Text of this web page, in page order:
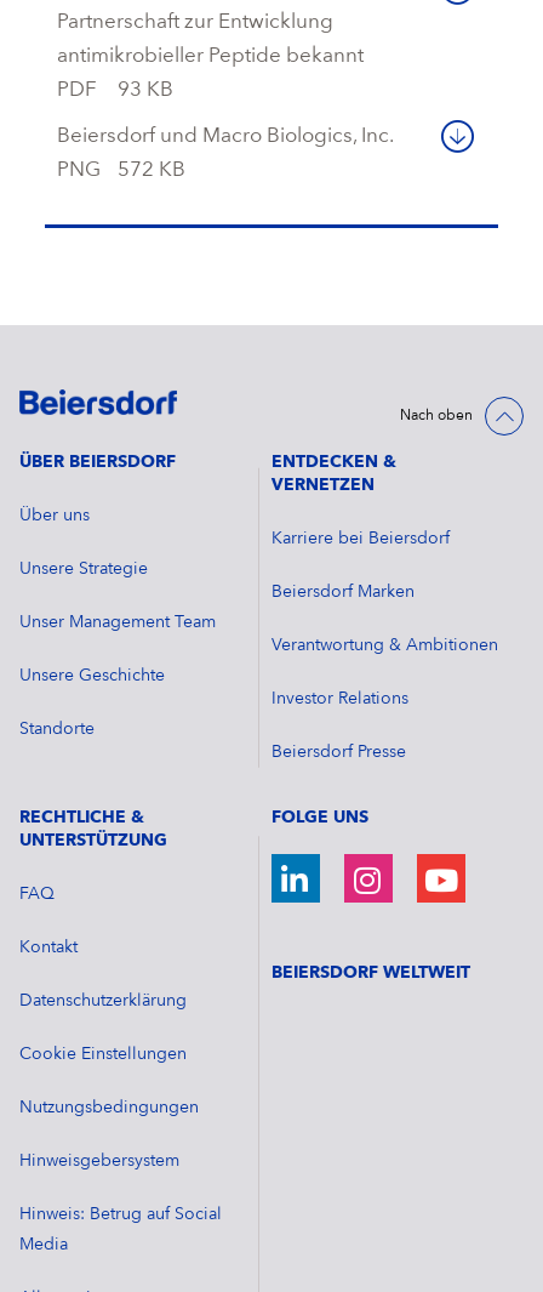
Partnerschaft zur Entwicklung
antimikrobieller Peptide bekannt
PDF
93 KB
Beiersdorf und Macro Biologics, Inc.
PNG
572 KB
Nach oben
ÜBER BEIERSDORF
Über uns
Unsere Strategie
Unser Management Team
Unsere Geschichte
Standorte
ENTDECKEN &
VERNETZEN
Karriere bei Beiersdorf
Beiersdorf Marken
Verantwortung & Ambitionen
Investor Relations
Beiersdorf Presse
RECHTLICHE &
UNTERSTÜTZUNG
FAQ
Kontakt
Datenschutzerklärung
Cookie Einstellungen
Nutzungsbedingungen
Hinweisgebersystem
Hinweis: Betrug auf Social
Media
FOLGE UNS
BEIERSDORF WELTWEIT